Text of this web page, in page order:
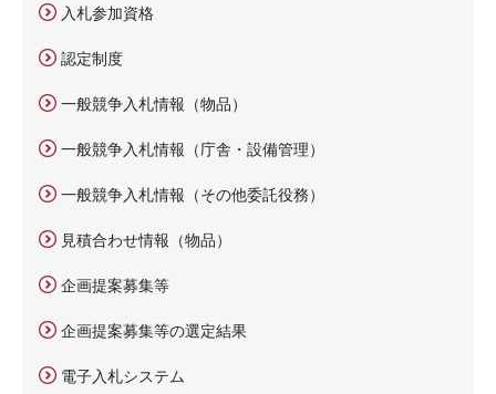
入札参加資格
認定制度
一般競争入札情報（物品）
一般競争入札情報（庁舎・設備管理）
一般競争入札情報（その他委託役務）
見積合わせ情報（物品）
企画提案募集等
企画提案募集等の選定結果
電子入札システム